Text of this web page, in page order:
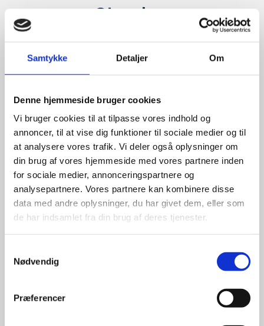
Samtykke Detaljer Om
Denne hjemmeside bruger cookies
Vi bruger cookies til at tilpasse vores indhold og
annoncer, til at vise dig funktioner til sociale medier og til
at analysere vores trafik. Vi deler også oplysninger om
din brug af vores hjemmeside med vores partnere inden
for sociale medier, annonceringspartnere og
analysepartnere. Vores partnere kan kombinere disse
data med andre oplysninger, du har givet dem, eller som
de har indsamlet fra din brug af deres tjenester.
Nødvendig
Præferencer
Stærke
leverandører
giver større
udvalg
For at sikre høj kvalitet og stor
leveringssikkerhed samarbejder vi
med de største og mest
anerkendte leverandører inden for
promotion.
Produkterne på hjemmesiden er